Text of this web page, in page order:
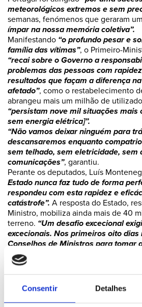
Consentir Detalhes
meteorológicos extremos e sem
semanas, fenómenos que geraram um
ímpar na nossa memória coletiva”.
Manifestando “o profundo pesar e
família das vítimas”, o Primeiro-
“recai sobre o Governo a
problemas das pessoas com
resultados que façam a diferença
afetado”, como o restabelecimento
abrangeu mais um milhão de
“persistam nove mil situações mais
sem energia elétrica]”.
“Não vamos deixar ninguém para
descansaremos enquanto
sem telhado, sem eletricidade, sem
comunicações”, garantiu.
Perante os deputados, Luís
Estado nunca faz tudo de forma
respondeu com esta rapidez e
catástrofe”. A resposta do Estado,
Ministro, mobiliza ainda mais de 40
terreno. “Um desafio excecional
excecionais. Nos primeiros oito
Conselhos de Ministros para tomar
emergência”
O líder do Executivo revelou que a
Ministros de 20 de fevereiro irá
PTRR (Portugal Transformação
programa para responder ao
estrutural e abrangente aos danos